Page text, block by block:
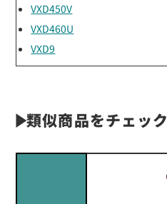
VXD450V
VXD460U
VXD9
類似商品をチェック